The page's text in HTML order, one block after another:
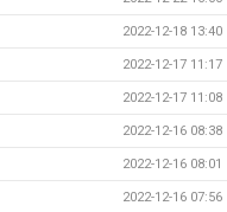
2022-12-18 13:40
2022-12-17 11:17
2022-12-17 11:08
2022-12-16 08:38
2022-12-16 08:01
2022-12-16 07:56